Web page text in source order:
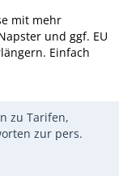
mit mehr
und ggf. EU
Einfach
zu Tarifen,
zur pers.